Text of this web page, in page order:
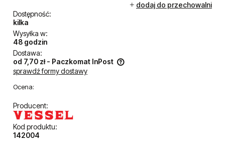
dodaj do przechowalni
Dostępność:
kilka
Wysyłka w:
48 godzin
Dostawa:
od 7,70 zł - Paczkomat InPost
Cena nie zawiera ewentualnych kosztów płatności
sprawdź formy dostawy
Ocena:
Producent:
Kod produktu:
142004